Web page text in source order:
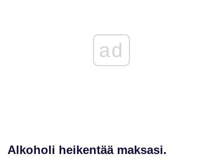
ad
Alkoholi heikentää maksasi.